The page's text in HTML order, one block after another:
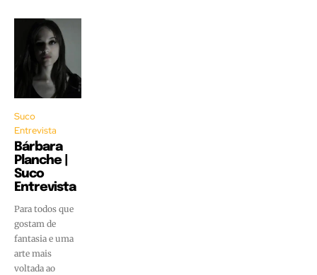
Suco
Entrevista
Bárbara
Planche |
Suco
Entrevista
Para todos que
gostam de
fantasia e uma
arte mais
voltada ao